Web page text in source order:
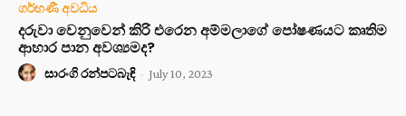
ගර්භණී අවධිය
දරුවා වෙනුවෙන් කිරි එරෙන අම්මලාගේ පෝෂණයට කෘතිම
ආහාර පාන අවශ්‍යමද?
සාරංගි රන්පටබැඳි - July 10, 2023